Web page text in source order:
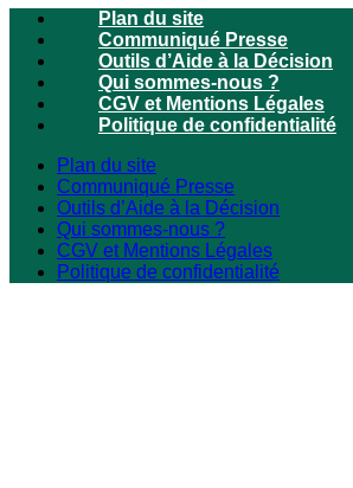
Plan du site
Communiqué Presse
Outils d’Aide à la Décision
Qui sommes-nous ?
CGV et Mentions Légales
Politique de confidentialité
Plan du site
Communiqué Presse
Outils d’Aide à la Décision
Qui sommes-nous ?
CGV et Mentions Légales
Politique de confidentialité